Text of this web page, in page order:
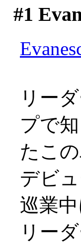
#1
リー
プで
たこの
デビ
巡業
リー